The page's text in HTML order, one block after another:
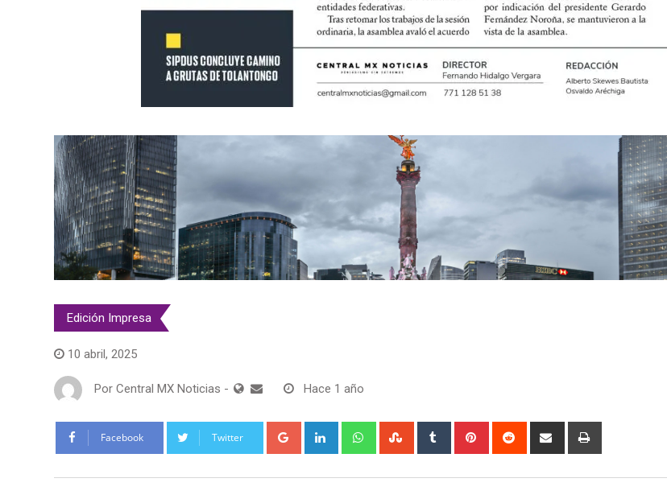
Edición Impresa
10 abril, 2025
Por Central MX Noticias - Hace 1 año
Facebook Twitter Google+ LinkedIn WhatsappStumbleUpon
Tumblr Pinterest Reddit
Share